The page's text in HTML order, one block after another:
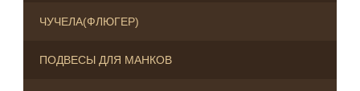
ЧУЧЕЛА(ФЛЮГЕР)
ПОДВЕСЫ ДЛЯ МАНКОВ